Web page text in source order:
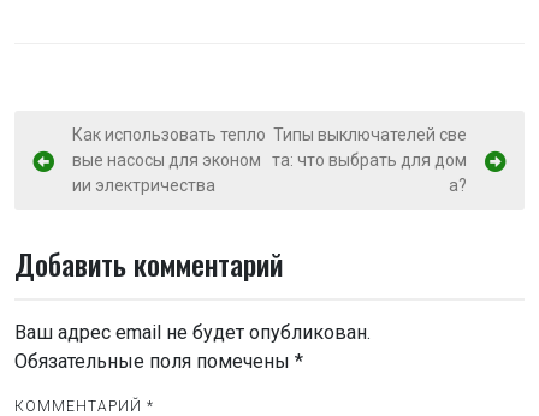
Н
а
г
а
ц
и
Как использовать тепло
вые насосы для эконом
ии электричества
Типы выключателей све
та: что выбрать для дом
а?
Добавить комментарий
Ваш адрес email не будет опубликован.
Обязательные поля помечены *
КОММЕНТАРИЙ *